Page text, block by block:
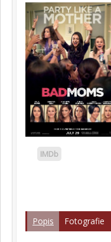
IMDb
Popis Fotografie